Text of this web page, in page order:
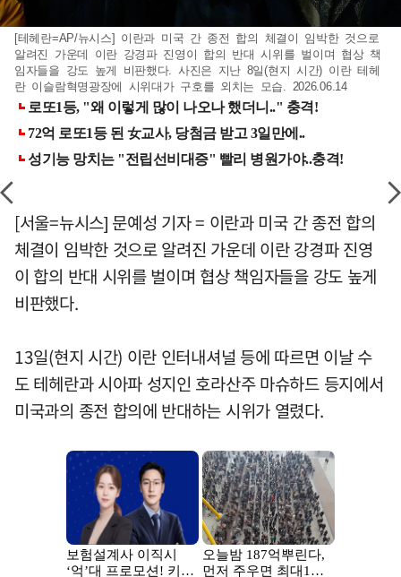
[테헤란=AP/뉴시스] 이란과 미국 간 종전 합의 체결이 임박한 것으로
알려진 가운데 이란 강경파 진영이 합의 반대 시위를 벌이며 협상 책
임자들을 강도 높게 비판했다. 사진은 지난 8일(현지 시간) 이란 테헤
란 이슬람혁명광장에 시위대가 구호를 외치는 모습. 2026.06.14
[서울=뉴시스] 문예성 기자 = 이란과 미국 간 종전 합의
체결이 임박한 것으로 알려진 가운데 이란 강경파 진영
이 합의 반대 시위를 벌이며 협상 책임자들을 강도 높게
비판했다.
13일(현지 시간) 이란 인터내셔널 등에 따르면 이날 수
도 테헤란과 시아파 성지인 호라산주 마슈하드 등지에서
미국과의 종전 합의에 반대하는 시위가 열렸다.